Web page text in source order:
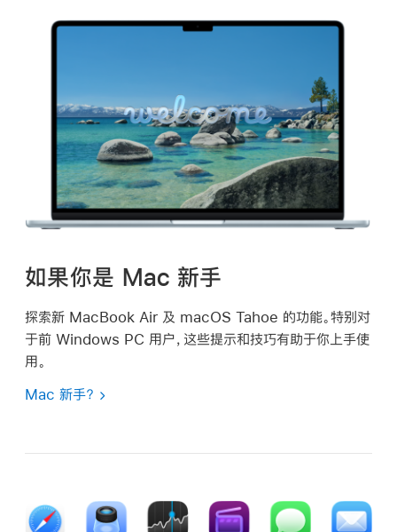
如果你是 Mac 新手
探索新 MacBook Air 及 macOS Tahoe 的功能。特别对
于前 Windows PC 用户，这些提示和技巧有助于你上手使
用。
Mac 新手？